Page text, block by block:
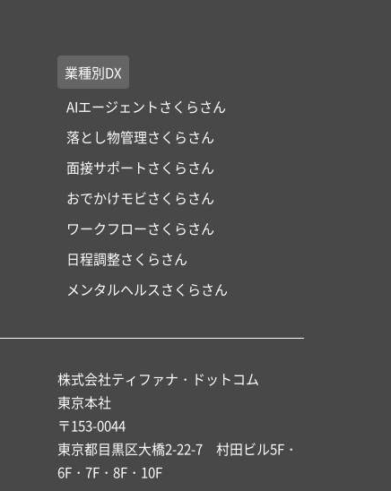
業種別DX
AIエージェントさくらさん
落とし物管理さくらさん
面接サポートさくらさん
おでかけモビさくらさん
ワークフローさくらさん
日程調整さくらさん
メンタルヘルスさくらさん
株式会社ティファナ・ドットコム
東京本社
〒153-0044
東京都目黒区大橋2-22-7 村田ビル5F・
6F・7F・8F・10F